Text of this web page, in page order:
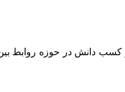
دانش در حوزه روابط